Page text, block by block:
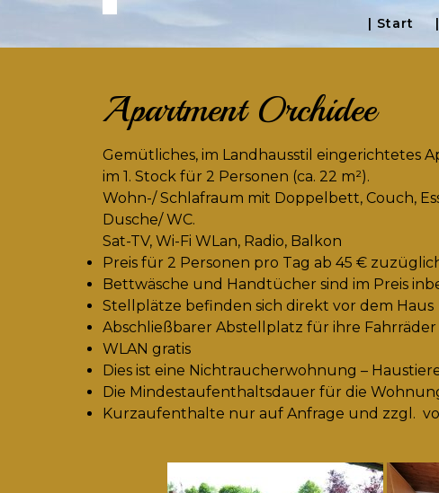
| Start
Apartment Orchidee
Gemütliches, im Landhausstil eingerichtetes
im 1. Stock für 2 Personen (ca. 22 m²).
Wohn-/ Schlafraum mit Doppelbett, Couch,
Dusche/ WC.
Sat-TV, Wi-Fi WLan, Radio, Balkon
Preis für 2 Personen pro Tag ab 45 €
Bettwäsche und Handtücher sind im Preis
Stellplätze befinden sich direkt vor dem Haus
Abschließbarer Abstellplatz für ihre Fahrräder
WLAN gratis
Dies ist eine Nichtraucherwohnung –
Die Mindestaufenthaltsdauer für die
Kurzaufenthalte nur auf Anfrage und zzgl.